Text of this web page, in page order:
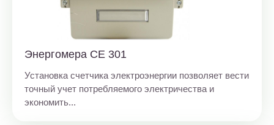
Энергомера СЕ 301
Установка счетчика электроэнергии позволяет вести
точный учет потребляемого электричества и
экономить...